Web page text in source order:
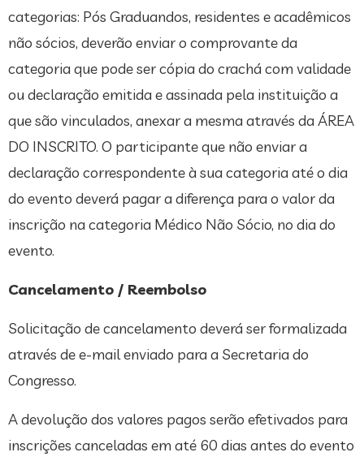
categorias: Pós Graduandos, residentes e acadêmicos
não sócios, deverão enviar o comprovante da
categoria que pode ser cópia do crachá com validade
ou declaração emitida e assinada pela instituição a
que são vinculados, anexar a mesma através da ÁREA
DO INSCRITO. O participante que não enviar a
declaração correspondente à sua categoria até o dia
do evento deverá pagar a diferença para o valor da
inscrição na categoria Médico Não Sócio, no dia do
evento.
Cancelamento / Reembolso
Solicitação de cancelamento deverá ser formalizada
através de e-mail enviado para a Secretaria do
Congresso.
A devolução dos valores pagos serão efetivados para
inscrições canceladas em até 60 dias antes do evento